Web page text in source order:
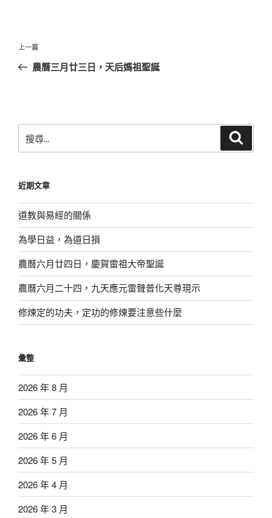
文
導
上
一
上一篇
農曆三月廿三日，天后媽祖聖誕
尋
字:
近期文章
道教與易經的關係
為學日益，為道日損
農曆六月廿四日，慶賀雷祖大帝聖誕
農曆六月二十四，九天應元雷聲普化天尊現示
修煉定的功夫，定功的修煉要注意些什麼
彙整
2026 年 8 月
2026 年 7 月
2026 年 6 月
2026 年 5 月
2026 年 4 月
2026 年 3 月